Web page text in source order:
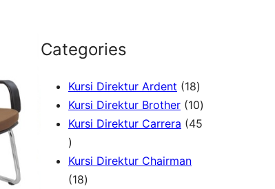
Categories
Kursi Direktur Ardent 181
8
P
Kursi Direktur Brother 101
0
Kursi Direktur Carrera
45
4
5
P
Kursi Direktur Chairman
181